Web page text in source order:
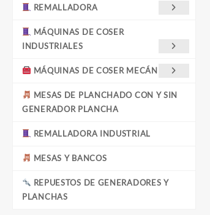
REMALLADORA
MÁQUINAS DE COSER
INDUSTRIALES
MÁQUINAS DE COSER MECÁNICAS
MESAS DE PLANCHADO CON Y SIN
GENERADOR PLANCHA
REMALLADORA INDUSTRIAL
MESAS Y BANCOS
REPUESTOS DE GENERADORES Y
PLANCHAS